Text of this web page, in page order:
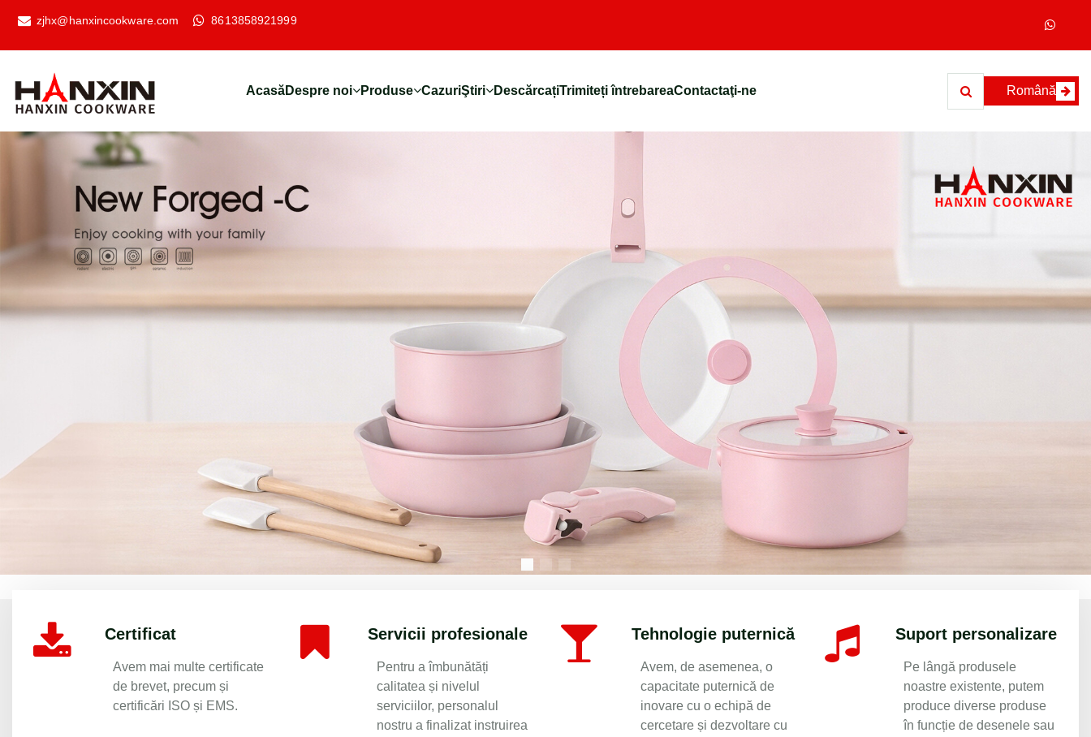
zjhx@hanxincookware.com 8613858921999
AcasăDespre noi Produse CazuriŞtiri DescărcațiTrimiteți întrebareaContactaţi-ne Română
Certificat
Avem mai multe certificate
de brevet, precum și
certificări ISO și EMS.
Servicii profesionale
Pentru a îmbunătăți
calitatea și nivelul
serviciilor, personalul
nostru a finalizat instruirea
Tehnologie puternică
Avem, de asemenea, o
capacitate puternică de
inovare cu o echipă de
cercetare și dezvoltare cu
Suport personalizare
Pe lângă produsele
noastre existente, putem
produce diverse produse
în funcție de desenele sau